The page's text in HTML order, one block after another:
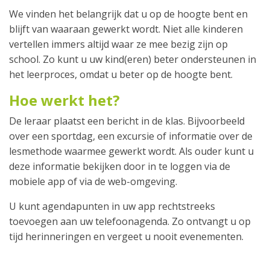
We vinden het belangrijk dat u op de hoogte bent en
blijft van waaraan gewerkt wordt. Niet alle kinderen
vertellen immers altijd waar ze mee bezig zijn op
school. Zo kunt u uw kind(eren) beter ondersteunen in
het leerproces, omdat u beter op de hoogte bent.
Hoe werkt het?
De leraar plaatst een bericht in de klas. Bijvoorbeeld
over een sportdag, een excursie of informatie over de
lesmethode waarmee gewerkt wordt. Als ouder kunt u
deze informatie bekijken door in te loggen via de
mobiele app of via de web-omgeving.
U kunt agendapunten in uw app rechtstreeks
toevoegen aan uw telefoonagenda. Zo ontvangt u op
tijd herinneringen en vergeet u nooit evenementen.